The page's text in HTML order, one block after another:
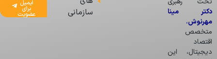
دکتر مینا
مهرنوش،
متخصص
اقتصاد
دیجیتال، این
سازمانی
ایمیل
برای
عضویت